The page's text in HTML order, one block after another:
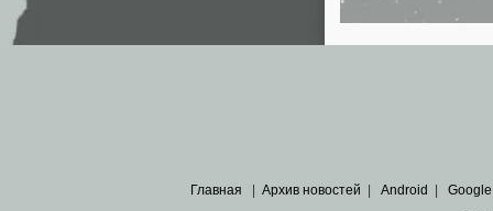
Главная Архив новостей Android Google